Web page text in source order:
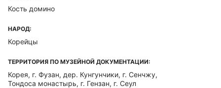
Кость домино
НАРОД:
Корейцы
ТЕРРИТОРИЯ ПО МУЗЕЙНОЙ ДОКУМЕНТАЦИИ:
Корея, г. Фузан, дер. Кунгунчики, г. Сенчжу,
Тондоса монастырь, г. Гензан, г. Сеул